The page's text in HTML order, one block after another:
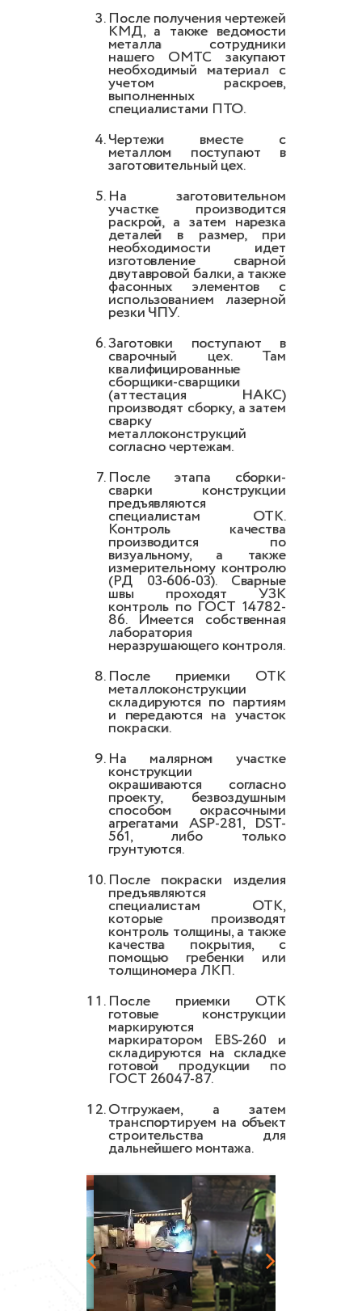
После получения чертежей
КМД, а также ведомости
металла сотрудники
нашего ОМТС закупают
необходимый материал с
учетом раскроев,
выполненных
специалистами ПТО.
Чертежи вместе с
металлом поступают в
заготовительный цех.
На заготовительном
участке производится
раскрой, а затем нарезка
деталей в размер, при
необходимости идет
изготовление сварной
двутавровой балки, а также
фасонных элементов с
использованием лазерной
резки ЧПУ.
Заготовки поступают в
сварочный цех. Там
квалифицированные
сборщики-сварщики
(аттестация НАКС)
производят сборку, а затем
сварку
металлоконструкций
согласно чертежам.
После этапа сборки-
сварки конструкции
предъявляются
специалистам ОТК.
Контроль качества
производится по
визуальному, а также
измерительному контролю
(РД 03-606-03). Сварные
швы проходят УЗК
контроль по ГОСТ 14782-
86. Имеется собственная
лаборатория
неразрушающего контроля.
После приемки ОТК
металлоконструкции
складируются по партиям
и передаются на участок
покраски.
На малярном участке
конструкции
окрашиваются согласно
проекту, безвоздушным
способом окрасочными
агрегатами ASP-281, DST-
561, либо только
грунтуются.
После покраски изделия
предъявляются
специалистам ОТК,
которые производят
контроль толщины, а также
качества покрытия, с
помощью гребенки или
толщиномера ЛКП.
После приемки ОТК
готовые конструкции
маркируются
маркиратором EBS-260 и
складируются на складке
готовой продукции по
ГОСТ 26047-87.
Отгружаем, а затем
транспортируем на объект
строительства для
дальнейшего монтажа.